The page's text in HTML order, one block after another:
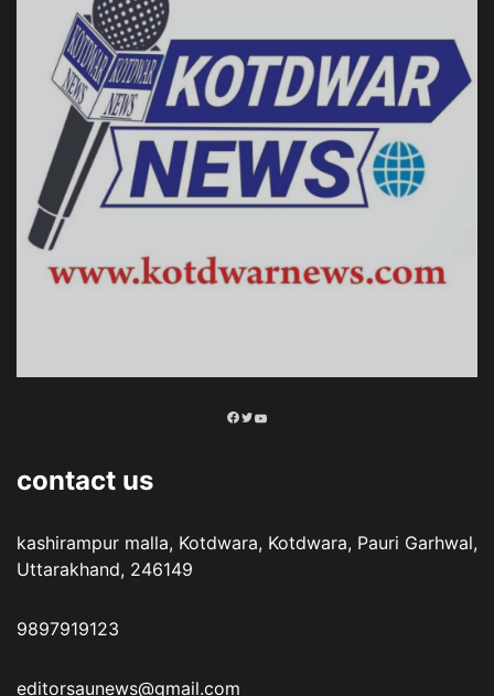
Facebook
Twitter
YouTube
contact us
kashirampur malla, Kotdwara, Kotdwara, Pauri Garhwal,
Uttarakhand, 246149
9897919123
editorsaunews@gmail.com